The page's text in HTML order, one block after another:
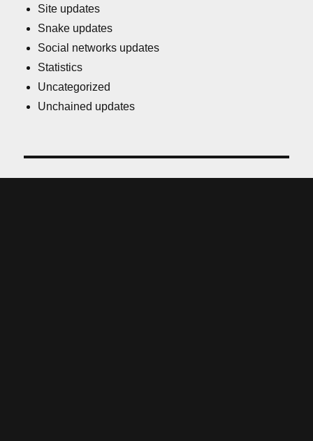
Site updates
Snake updates
Social networks updates
Statistics
Uncategorized
Unchained updates